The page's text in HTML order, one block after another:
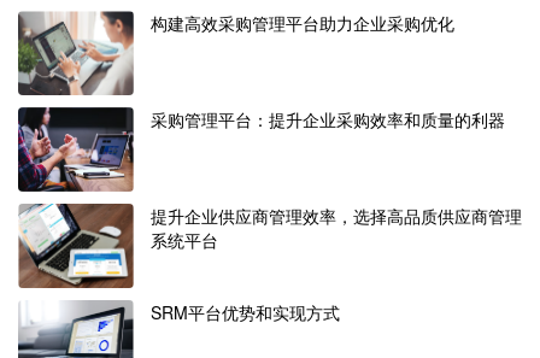
构建高效采购管理平台助力企业采购优化
采购管理平台：提升企业采购效率和质量的利器
提升企业供应商管理效率，选择高品质供应商管理
系统平台
SRM平台优势和实现方式